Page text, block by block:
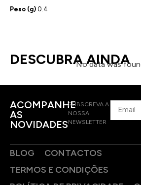
Peso (g) 0.4
DESCUBRA AINDA
No data was
ACOMPANHE
AS
NOVIDADES
SUBSCREVA A
NOSSA
NEWSLETTER
BLOG
CONTACTOS
TERMOS E CONDIÇÕES